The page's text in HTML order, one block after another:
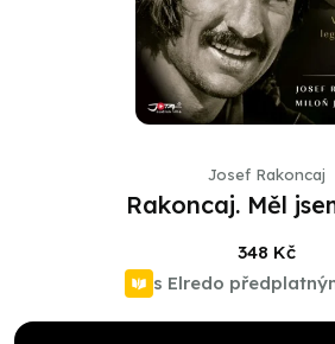
Josef Rakoncaj
Rakoncaj. Měl
348 Kč
s Elredo